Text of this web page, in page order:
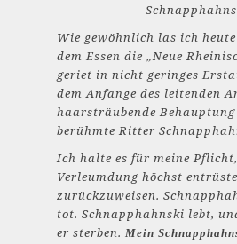
Wie gewöhnlich las ich
dem Essen die „Neue
geriet in nicht geringes
dem Anfange des leitenden
haarsträubende
berühmte Ritter
Ich halte es für meine
Verleumdung höchst
zurückzuweisen.
tot. Schnapphahnski lebt,
er sterben.Mein